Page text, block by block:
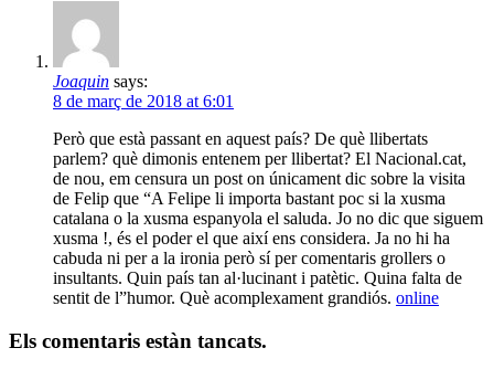
Joaquin says:
8 de març de 2018 at 6:01
Però que està passant en aquest país? De què llibertats
parlem? què dimonis entenem per llibertat? El Nacional.cat,
de nou, em censura un post on únicament dic sobre la visita
de Felip que “A Felipe li importa bastant poc si la xusma
catalana o la xusma espanyola el saluda. Jo no dic que siguem
xusma !, és el poder el que així ens considera. Ja no hi ha
cabuda ni per a la ironia però sí per comentaris grollers o
insultants. Quin país tan al·lucinant i patètic. Quina falta de
sentit de l”humor. Què acomplexament grandiós. online
Els comentaris estàn tancats.